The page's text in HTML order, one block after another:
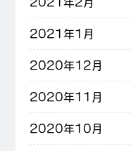
2021年1月
2020年12月
2020年11月
2020年10月